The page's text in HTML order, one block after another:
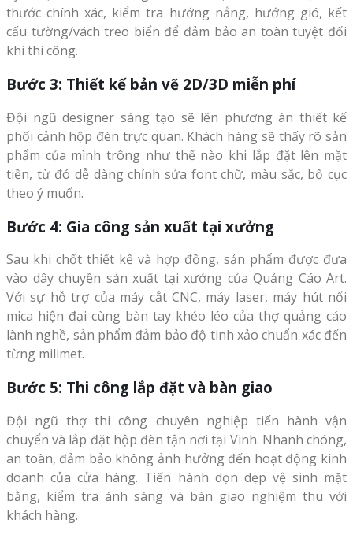
thước chính xác, kiểm tra hướng nắng, hướng gió, kết
cấu tường/vách treo biển để đảm bảo an toàn tuyệt đối
khi thi công.
Bước 3: Thiết kế bản vẽ 2D/3D miễn phí
Đội ngũ designer sáng tạo sẽ lên phương án thiết kế
phối cảnh hộp đèn trực quan. Khách hàng sẽ thấy rõ sản
phẩm của mình trông như thế nào khi lắp đặt lên mặt
tiền, từ đó dễ dàng chỉnh sửa font chữ, màu sắc, bố cục
theo ý muốn.
Bước 4: Gia công sản xuất tại xưởng
Sau khi chốt thiết kế và hợp đồng, sản phẩm được đưa
vào dây chuyền sản xuất tại xưởng của Quảng Cáo Art.
Với sự hỗ trợ của máy cắt CNC, máy laser, máy hút nổi
mica hiện đại cùng bàn tay khéo léo của thợ quảng cáo
lành nghề, sản phẩm đảm bảo độ tinh xảo chuẩn xác đến
từng milimet.
Bước 5: Thi công lắp đặt và bàn giao
Đội ngũ thợ thi công chuyên nghiệp tiến hành vận
chuyển và lắp đặt hộp đèn tận nơi tại Vinh. Nhanh chóng,
an toàn, đảm bảo không ảnh hưởng đến hoạt động kinh
doanh của cửa hàng. Tiến hành dọn dẹp vệ sinh mặt
bằng, kiểm tra ánh sáng và bàn giao nghiệm thu với
khách hàng.